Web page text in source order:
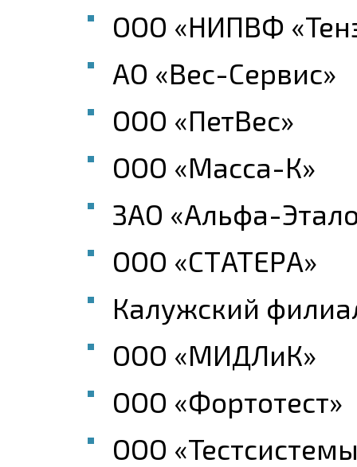
ООО «НИПВФ
АО «Вес-Сервис»
ООО «ПетВес»
ООО «Масса-К»
ЗАО «Альфа-
ООО «СТАТЕРА»
Калужский
ООО «МИДЛиК»
ООО «Фортотест»
ООО